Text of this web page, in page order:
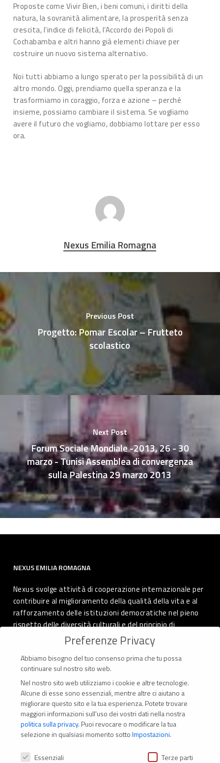
Proposte come Vivir Bien, i beni comuni, i diritti della
natura, la sovranità alimentare, la prosperità senza
crescita, l’indice di felicità, l’Accordo dei Popoli di
Cochabamba e altri hanno già elementi chiave per
costruire un nuovo sistema alternativo.
Noi tutti abbiamo a lungo sperato per la possibilità di un
altro mondo. Oggi, prendiamo quella speranza e la
trasformiamo in coraggio, forza e azione – perché
insieme, possiamo cambiare il sistema. Se vogliamo
avere il futuro che vogliamo, dobbiamo lottare per esso
ora.
Nexus Emilia Romagna
Previous Post
Progetto: Pomar Escolar – Frutteto
scolastico
Next Post
Forum Sociale Mondiale -2013, 26 - 30
marzo - Tunisi Assemblea di convergenza
sulla Palestina 29 marzo 2013
NEXUS EMILIA ROMAGNA
Nexus svolge attività di cooperazione internazionale per
contribuire al miglioramento della qualità della vita e al
rafforzamento delle istituzioni democratiche nel pieno
rispetto delle diversità culturali e del principio di
autodeterminazione dei popoli.
CONTATTI
Via Marconi 69 – 40122 Bologna (Italia)
Tel. +39 051 294 775
Preferenze Privacy
Abbiamo bisogno del tuo consenso prima che tu possa
continuare sul nostro sito web.
Nel nostro sito web utilizziamo i cookie e altre tecnologie.
Alcune di esse sono essenziali, mentre altre ci aiutano a
migliorare questo sito e la tua esperienza. Potete trovare
maggiori informazioni sull'uso dei vostri dati nella nostra
politica sulla privacy. Puoi revocare o modificare la tua
selezione in qualsiasi momento sottoImpostazioni.
Preferenze Privacy
Essenziali Terze parti